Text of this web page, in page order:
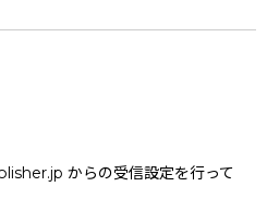
からの受信設定を行って